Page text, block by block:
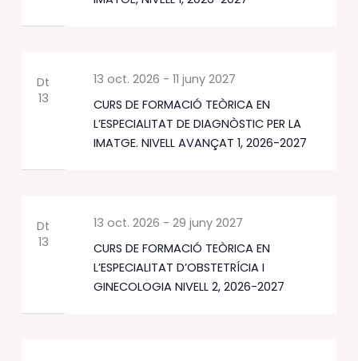
Dt
13
CURS DE FORMACIÓ TEÒRICA EN
L’ESPECIALITAT DE DIAGNÒSTIC PER LA
IMATGE. NIVELL AVANÇAT 1, 2026-2027
13 oct. 2026 - 11 juny 2027
Dt
13
CURS DE FORMACIÓ TEÒRICA EN
L’ESPECIALITAT D’OBSTETRÍCIA I
GINECOLOGIA NIVELL 2, 2026-2027
13 oct. 2026 - 29 juny 2027